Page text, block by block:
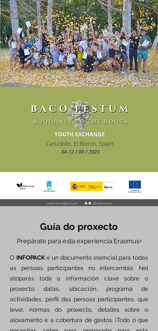
Guía do proxecto
Prepárate para esta experiencia Erasmus+
O INFOPACKé un documento esencial para todas
as persoas participantes no intercambio. Nel
atoparás toda a información clave sobre o
proxecto: datas, ubicación, programa de
actividades, perfil das persoas participantes, que
levar, normas do proxecto, detalles sobre o
aloxamento e a cobertura de gastos. ¡Todo o que